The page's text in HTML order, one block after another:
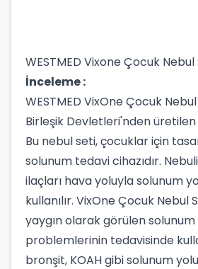
WESTMED Vixone Çocuk Nebul
İnceleme :
WESTMED VixOne Çocuk
Birleşik Devletleri'nden üretilen
Bu nebul seti, çocuklar için
solunum tedavi cihazıdır.
ilaçları hava yoluyla solunum
kullanılır. VixOne Çocuk Nebul
yaygın olarak görülen
problemlerinin tedavisinde
bronşit, KOAH gibi solunum